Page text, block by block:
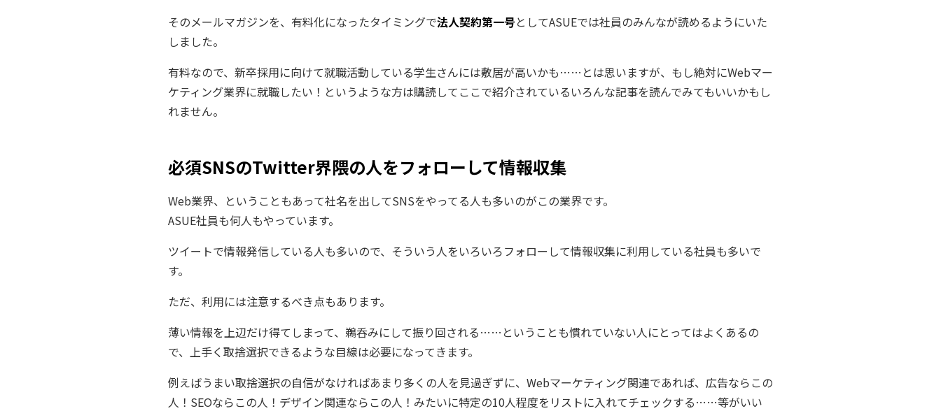
そのメールマガジンを、有料化になったタイミングで法人契約第一号としてASUEでは社員のみんなが読めるようにいた
しました。
有料なので、新卒採用に向けて就職活動している学生さんには敷居が高いかも……とは思いますが、もし絶対にWebマー
ケティング業界に就職したい！というような方は購読してここで紹介されているいろんな記事を読んでみてもいいかもし
れません。
必須SNSのTwitter――界隈の人をフォローして情報収集
Web業界、ということもあって社名を出してSNSをやってる人も多いのがこの業界です。
ASUE社員も何人もやっています。
ツイートで情報発信している人も多いので、そういう人をいろいろフォローして情報収集に利用している社員も多いで
す。
ただ、利用には注意するべき点もあります。
薄い情報を上辺だけ得てしまって、鵜呑みにして振り回される……ということも慣れていない人にとってはよくあるの
で、上手く取捨選択できるような目線は必要になってきます。
例えばうまい取捨選択の自信がなければあまり多くの人を見過ぎずに、Webマーケティング関連であれば、広告ならこの
人！SEOならこの人！デザイン関連ならこの人！みたいに特定の10人程度をリストに入れてチェックする……等がいい